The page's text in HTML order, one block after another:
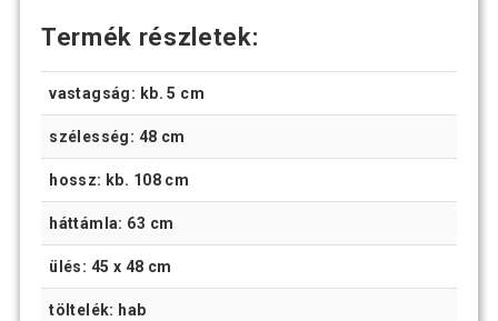
Termék részletek:
vastagság: kb. 5 cm
szélesség: 48 cm
hossz: kb. 108 cm
háttámla: 63 cm
ülés: 45 x 48 cm
töltelék: hab